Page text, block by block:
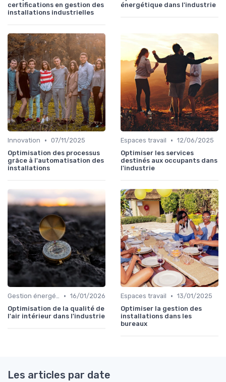
certifications en gestion des
installations industrielles
énergétique dans l'industrie
Innovation • 07/11/2025
Optimisation des processus
grâce à l'automatisation des
installations
Espaces travail • 12/06/2025
Optimiser les services
destinés aux occupants dans
l'industrie
Gestion énergétique • 16/01/2026
Optimisation de la qualité de
l'air intérieur dans l'industrie
Espaces travail • 13/01/2025
Optimiser la gestion des
installations dans les
bureaux
Les articles par date